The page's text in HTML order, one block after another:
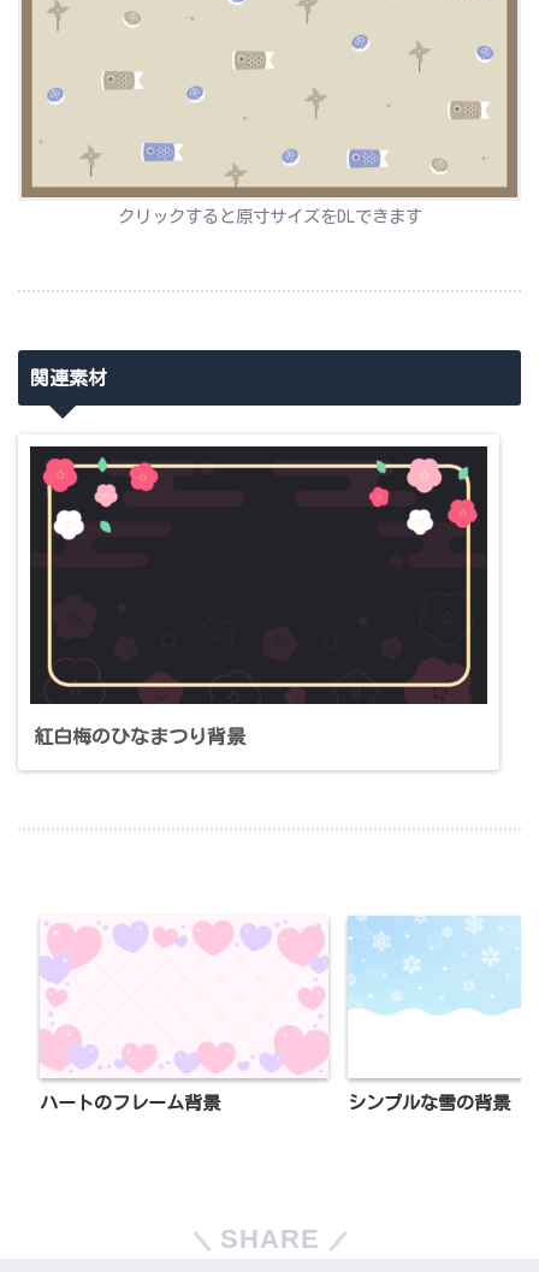
クリックすると原寸サイズをDLできます
関連素材
紅白梅のひなまつり背景
ハートのフレーム背景 シンプルな雪の背景
SHARE